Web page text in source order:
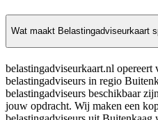
Wat maakt Belastingadviseurkaart
belastingadviseurkaart.nl
belastingadviseurs in regio
belastingadviseurs beschikbaar
jouw opdracht. Wij maken een